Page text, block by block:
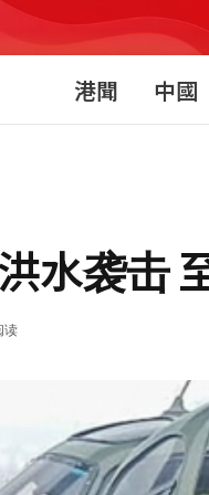
港聞 中國
水袭击
读